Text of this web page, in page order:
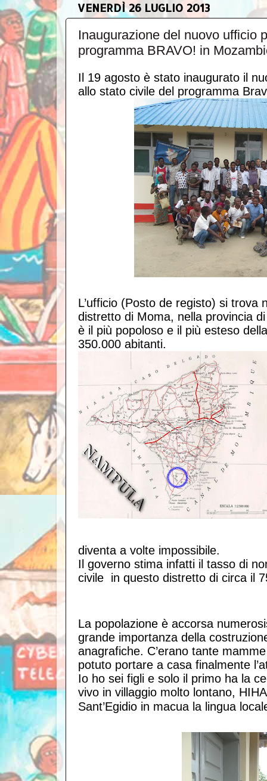
VENERDÌ 26 LUGLIO 2013
Inaugurazione del nuovo ufficio
programma BRAVO! in
Il 19 agosto è stato inaugurato il
allo stato civile del programma
L’ufficio (Posto de registo) si trova
distretto di Moma, nella provincia
è il più popoloso e il più esteso
350.000 abitanti.
diventa a volte impossibile.
Il governo stima infatti il tasso di
civile in questo distretto di circa il
La popolazione è accorsa
grande importanza della
anagrafiche. C’erano tante
potuto portare a casa finalmente
Io ho sei figli e solo il primo ha la
vivo in villaggio molto lontano,
Sant’Egidio in macua la lingua